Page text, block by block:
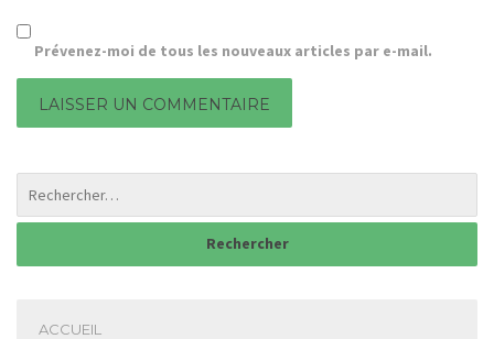
Prévenez-moi de tous les nouveaux articles par e-mail.
ACCUEIL